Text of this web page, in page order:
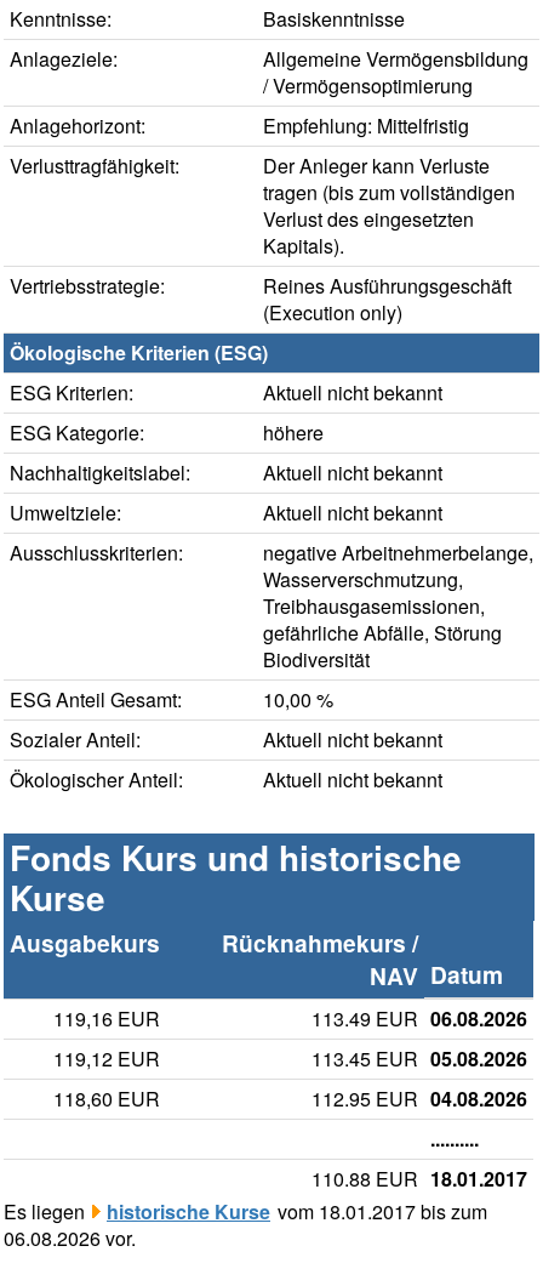
Kenntnisse:
Basiskenntnisse
Anlageziele:
Allgemeine Vermögensbildung
/ Vermögensoptimierung
Anlagehorizont:
Empfehlung: Mittelfristig
Verlusttragfähigkeit:
Der Anleger kann Verluste
tragen (bis zum vollständigen
Verlust des eingesetzten
Kapitals).
Vertriebsstrategie:
Reines Ausführungsgeschäft
(Execution only)
Ökologische Kriterien (ESG)
ESG Kriterien:
Aktuell nicht bekannt
ESG Kategorie:
höhere
Nachhaltigkeitslabel:
Aktuell nicht bekannt
Umweltziele:
Aktuell nicht bekannt
Ausschlusskriterien:
negative Arbeitnehmerbelange,
Wasserverschmutzung,
Treibhausgasemissionen,
gefährliche Abfälle, Störung
Biodiversität
ESG Anteil Gesamt:
10,00 %
Sozialer Anteil:
Aktuell nicht bekannt
Ökologischer Anteil:
Aktuell nicht bekannt
Fonds Kurs und historische
Kurse
Ausgabekurs
Rücknahmekurs /
NAV Datum
119,16 EUR 113.49 EUR 06.08.2026
119,12 EUR
113.45 EUR 05.08.2026
118,60 EUR
112.95 EUR 04.08.2026
..........
110.88 EUR 18.01.2017
Es liegen
historische Kurse vom 18.01.2017 bis zum
06.08.2026 vor.